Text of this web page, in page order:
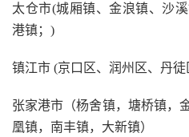
太仓市(城厢镇、金浪镇、沙
港镇；)
镇江市 (京口区、润州区、丹徒
张家港市（杨舍镇，塘桥镇，
凰镇，南丰镇，大新镇）